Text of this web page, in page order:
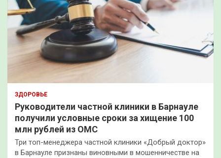
ЗДОРОВЬЕ
Руководители частной клиники в Барнауле
получили условные сроки за хищение 100
млн рублей из ОМС
Три топ-менеджера частной клиники «Добрый доктор»
в Барнауле признаны виновными в мошенничестве на